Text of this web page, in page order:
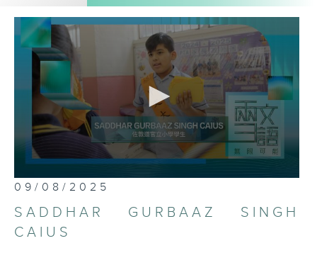
0
seconds
of
3
minutes,
7
09/08/2025
SADDHAR GURBAAZ SINGH
CAIUS